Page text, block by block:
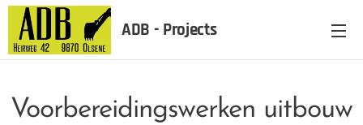
ADB - Projects
Voorbereidingswerken uitbouw